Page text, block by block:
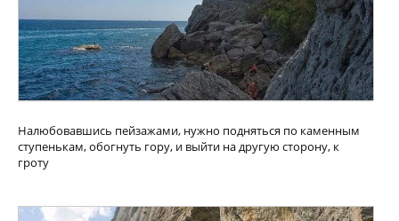
Налюбовавшись пейзажами, нужно подняться по каменным
ступенькам, обогнуть гору, и выйти на другую сторону, к
гроту